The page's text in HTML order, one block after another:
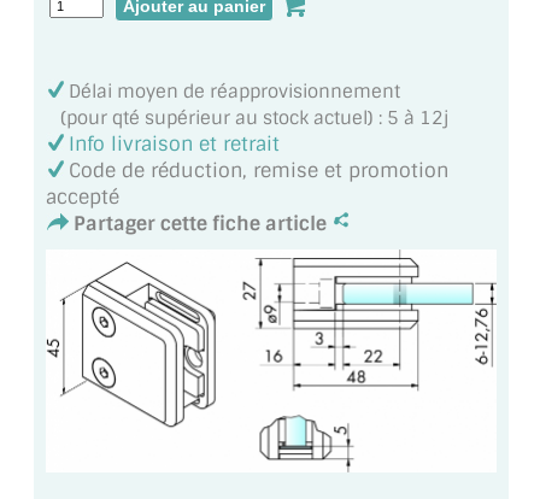
MIROIR TV
VERRE SUR MESURE
VERRE EXTRACLAIR
VERRE TREMPÉ (SÉCURIT)
PAROI DE DOUCHE
VERRE FEUILLETÉ
VERRE ANTI-REFLET
VERRE LAQUÉ/CRÉDENCE
Délai moyen de réapprovisionnement
(pour qté supérieur au stock actuel) : 5 à 12j
Info livraison et retrait
Code de réduction, remise et promotion
accepté
Partager cette fiche article